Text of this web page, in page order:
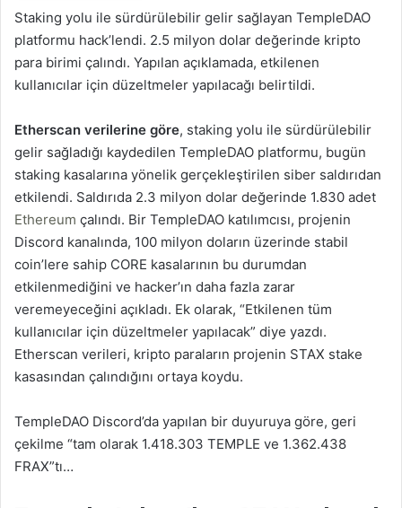
Staking yolu ile sürdürülebilir gelir sağlayan TempleDAO
platformu hack’lendi. 2.5 milyon dolar değerinde kripto
para birimi çalındı. Yapılan açıklamada, etkilenen
kullanıcılar için düzeltmeler yapılacağı belirtildi.
Etherscan verilerine göre, staking yolu ile sürdürülebilir
gelir sağladığı kaydedilen TempleDAO platformu, bugün
staking kasalarına yönelik gerçekleştirilen siber saldırıdan
etkilendi. Saldırıda 2.3 milyon dolar değerinde 1.830 adet
Ethereum çalındı. Bir TempleDAO katılımcısı, projenin
Discord kanalında, 100 milyon doların üzerinde stabil
coin’lere sahip CORE kasalarının bu durumdan
etkilenmediğini ve hacker’ın daha fazla zarar
veremeyeceğini açıkladı. Ek olarak, “Etkilenen tüm
kullanıcılar için düzeltmeler yapılacak” diye yazdı.
Etherscan verileri, kripto paraların projenin STAX stake
kasasından çalındığını ortaya koydu.
TempleDAO Discord’da yapılan bir duyuruya göre, geri
çekilme “tam olarak 1.418.303 TEMPLE ve 1.362.438
FRAX”tı…